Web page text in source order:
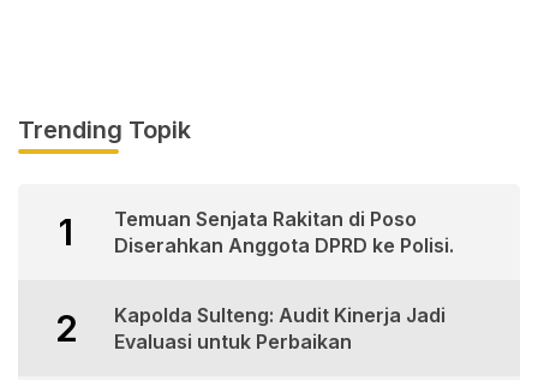
Trending Topik
1
Temuan Senjata Rakitan di Poso
Diserahkan Anggota DPRD ke Polisi.
2
Kapolda Sulteng: Audit Kinerja Jadi
Evaluasi untuk Perbaikan